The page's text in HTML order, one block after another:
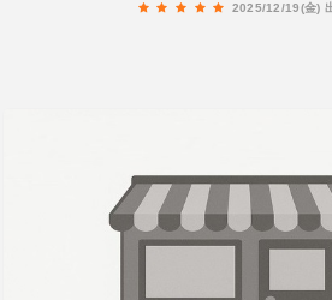
2025/12/19(金)